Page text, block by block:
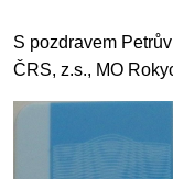
S pozdravem
ČRS, z.s., MO